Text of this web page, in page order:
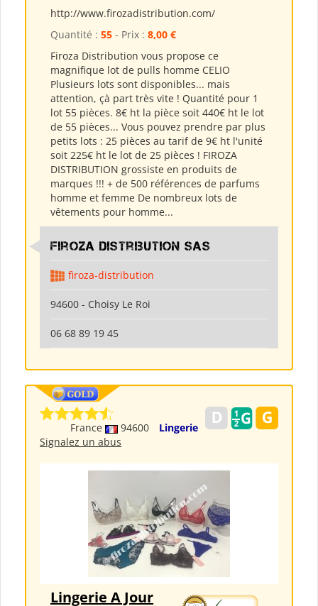
http://www.firozadistribution.com/
Quantité : 55 - Prix : 8,00 €
Firoza Distribution vous propose ce
magnifique lot de pulls homme CELIO
Plusieurs lots sont disponibles... mais
attention, çà part très vite ! Quantité pour 1
lot 55 pièces. 8€ ht la pièce soit 440€ ht le lot
de 55 pièces... Vous pouvez prendre par plus
petits lots : 25 pièces au tarif de 9€ ht l'unité
soit 225€ ht le lot de 25 pièces ! FIROZA
DISTRIBUTION grossiste en produits de
marques !!! + de 500 références de parfums
homme et femme De nombreux lots de
vêtements pour homme...
Firoza Distribution SAS
firoza-distribution
94600 - Choisy Le Roi
06 68 89 19 45
France 94600
Lingerie
Signalez un abus
Lingerie A Jour